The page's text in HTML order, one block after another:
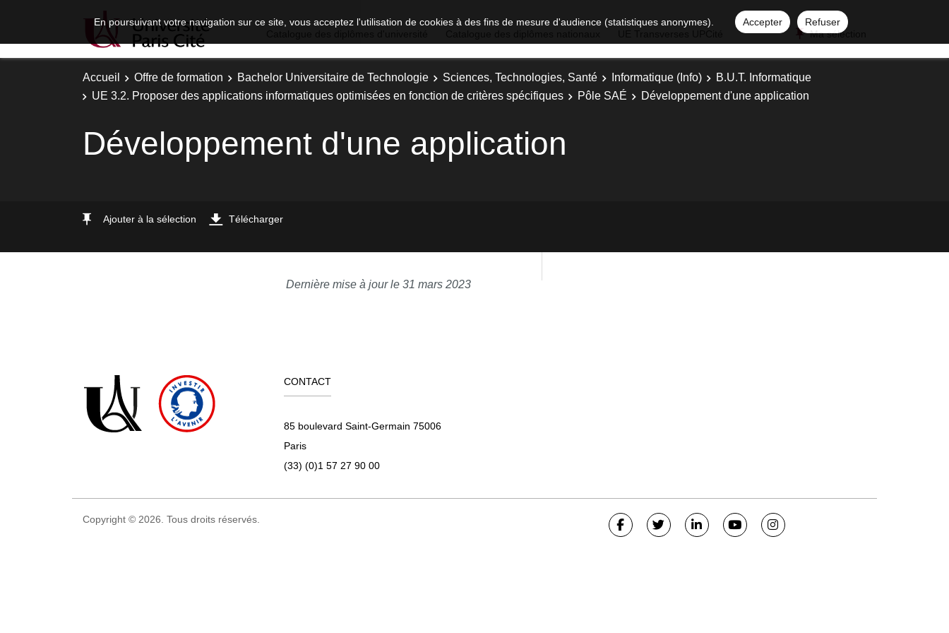
En poursuivant votre navigation sur ce site, vous acceptez l'utilisation de cookies à des fins de mesure d'audience (statistiques anonymes). Accepter
Refuser
Ma sélection
Accueil Offre de formation Bachelor Universitaire de Technologie Sciences, Technologies, Santé Informatique (Info)
B.U.T. Informatique
UE 3.2. Proposer des applications informatiques optimisées en fonction de critères spécifiques
Pôle SAÉ Développement d'une application
Développement d'une application
Ajouter à la sélection Télécharger
Dernière mise à jour le 31 mars 2023
CONTACT
85 boulevard Saint-Germain 75006
Paris
(33) (0)1 57 27 90 00
Copyright © 2026. Tous droits réservés.